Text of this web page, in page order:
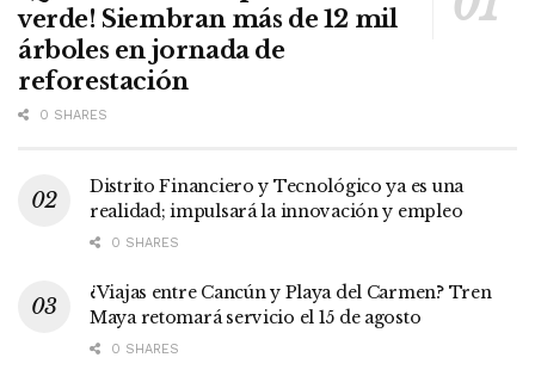
verde! Siembran más de 12 mil
árboles en jornada de
reforestación
0 SHARES
Distrito Financiero y Tecnológico ya es una
realidad; impulsará la innovación y empleo
0 SHARES
¿Viajas entre Cancún y Playa del Carmen? Tren
Maya retomará servicio el 15 de agosto
0 SHARES